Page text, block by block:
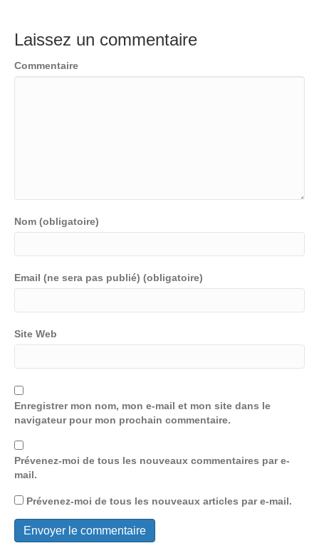
Laissez un commentaire
Commentaire
Nom (obligatoire)
Email (ne sera pas publié) (obligatoire)
Site Web
Enregistrer mon nom, mon e-mail et mon site dans le
navigateur pour mon prochain commentaire.
Prévenez-moi de tous les nouveaux commentaires par e-
mail.
Prévenez-moi de tous les nouveaux articles par e-mail.